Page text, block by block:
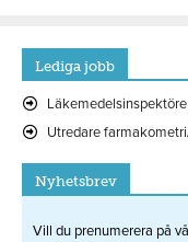
Lediga jobb
Utredare
Nyhetsbrev
Vill du prenumerera på